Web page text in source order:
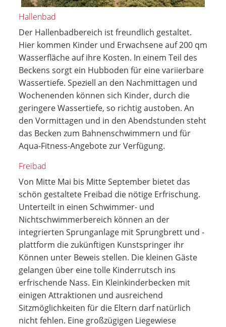
Hallenbad
Der Hallenbadbereich ist freundlich gestaltet.
Hier kommen Kinder und Erwachsene auf 200 qm
Wasserfläche auf ihre Kosten. In einem Teil des
Beckens sorgt ein Hubboden für eine variierbare
Wassertiefe. Speziell an den Nachmittagen und
Wochenenden können sich Kinder, durch die
geringere Wassertiefe, so richtig austoben. An
den Vormittagen und in den Abendstunden steht
das Becken zum Bahnenschwimmern und für
Aqua-Fitness-Angebote zur Verfügung.
Freibad
Von Mitte Mai bis Mitte September bietet das
schön gestaltete Freibad die nötige Erfrischung.
Unterteilt in einen Schwimmer- und
Nichtschwimmerbereich können an der
integrierten Sprunganlage mit Sprungbrett und -
plattform die zukünftigen Kunstspringer ihr
Können unter Beweis stellen. Die kleinen Gäste
gelangen über eine tolle Kinderrutsch ins
erfrischende Nass. Ein Kleinkinderbecken mit
einigen Attraktionen und ausreichend
Sitzmöglichkeiten für die Eltern darf natürlich
nicht fehlen. Eine großzügigen Liegewiese